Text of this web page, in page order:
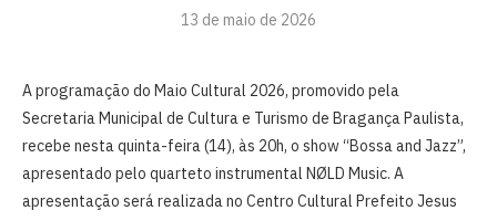
13 de maio de 2026
A programação do Maio Cultural 2026, promovido pela
Secretaria Municipal de Cultura e Turismo de Bragança Paulista,
recebe nesta quinta-feira (14), às 20h, o show “Bossa and Jazz”,
apresentado pelo quarteto instrumental NØLD Music. A
apresentação será realizada no Centro Cultural Prefeito Jesus